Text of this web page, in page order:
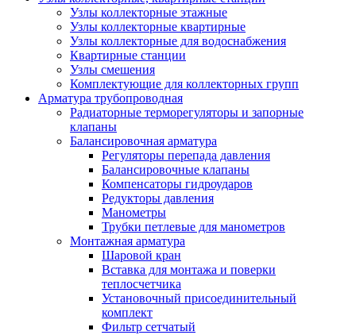
Узлы коллекторные этажные
Узлы коллекторные квартирные
Узлы коллекторные для водоснабжения
Квартирные станции
Узлы смешения
Комплектующие для коллекторных групп
Арматура трубопроводная
Радиаторные терморегуляторы и запорные
клапаны
Балансировочная арматура
Регуляторы перепада давления
Балансировочные клапаны
Компенсаторы гидроударов
Редукторы давления
Манометры
Трубки петлевые для манометров
Монтажная арматура
Шаровой кран
Вставка для монтажа и поверки
теплосчетчика
Установочный присоединительный
комплект
Фильтр сетчатый